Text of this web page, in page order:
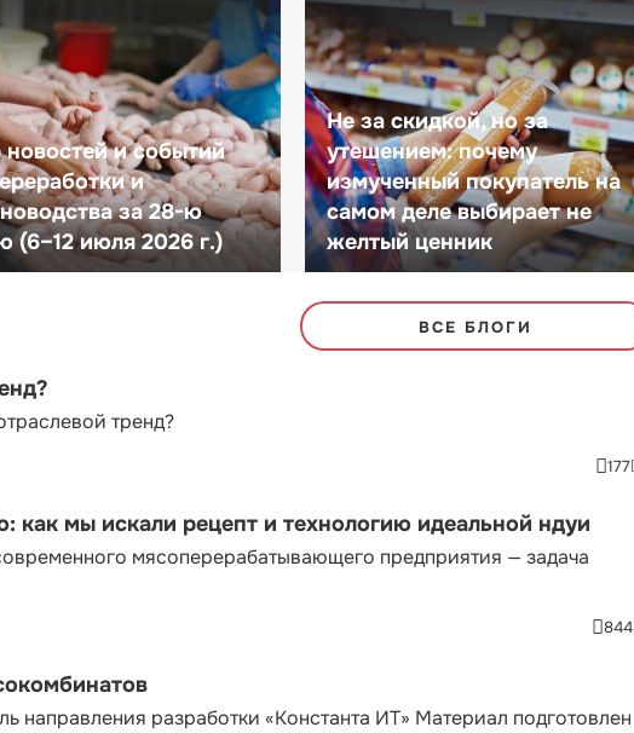
и событий
и
за 28-ю
(6–12 июля 2026 г.)
Не за скидкой, но за
утешением: почему
измученный покупатель на
самом деле выбирает не
желтый ценник
ВСЕ БЛОГИ
тренд?
177
мы искали рецепт и технологию идеальной ндуи
мясоперерабатывающего предприятия — задача
844
направления разработки «Константа ИТ» Материал подготовлен